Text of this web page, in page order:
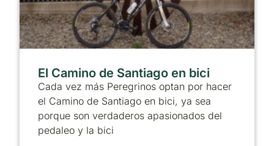
El Camino de Santiago en bici
Cada vez más Peregrinos optan por hacer
el Camino de Santiago en bici, ya sea
porque son verdaderos apasionados del
pedaleo y la bici